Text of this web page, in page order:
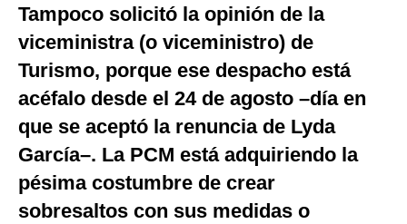
Tecnología
Club del Suscriptor
G de Gestión
Notas Contratadas
Podcast
Tampoco solicitó la opinión de la
viceministra (o viceministro) de
Turismo, porque ese despacho está
acéfalo desde el 24 de agosto –día en
que se aceptó la renuncia de Lyda
García–. La PCM está adquiriendo la
pésima costumbre de crear
sobresaltos con sus medidas o